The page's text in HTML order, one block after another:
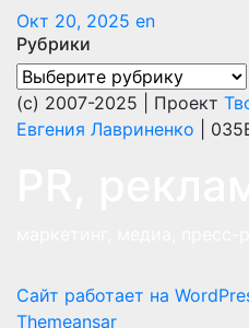
Окт 20, 2025 en
Рубрики
Рубрики
(с) 2007-2025 | Проект
Евгения Лавриненко |
Сайт работает на
Themeansar